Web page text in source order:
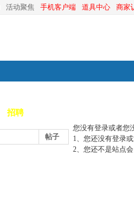
活动聚焦 手机客户端 道具中心 商家
招聘
帖子
您没有登录或者您
1、您还没有登录
2、您还不是站点